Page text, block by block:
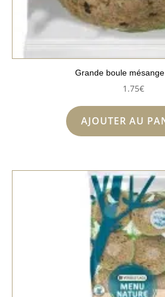
Grande boule
1.75€
AJOUTER AU